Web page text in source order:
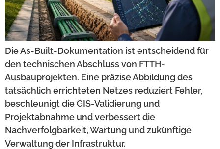
Die As-Built-Dokumentation ist entscheidend für
den technischen Abschluss von FTTH-
Ausbauprojekten. Eine präzise Abbildung des
tatsächlich errichteten Netzes reduziert Fehler,
beschleunigt die GIS-Validierung und
Projektabnahme und verbessert die
Nachverfolgbarkeit, Wartung und zukünftige
Verwaltung der Infrastruktur.